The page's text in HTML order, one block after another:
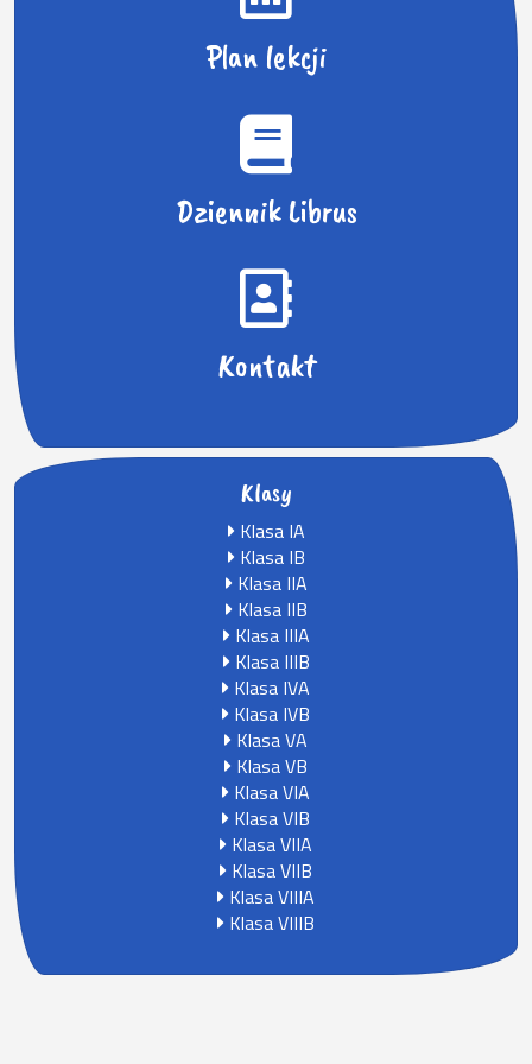
Plan lekcji
Dziennik Librus
Kontakt
Klasy
Klasa IA
Klasa IB
Klasa IIA
Klasa IIB
Klasa IIIA
Klasa IIIB
Klasa IVA
Klasa IVB
Klasa VA
Klasa VB
Klasa VIA
Klasa VIB
Klasa VIIA
Klasa VIIB
Klasa VIIIA
Klasa VIIIB